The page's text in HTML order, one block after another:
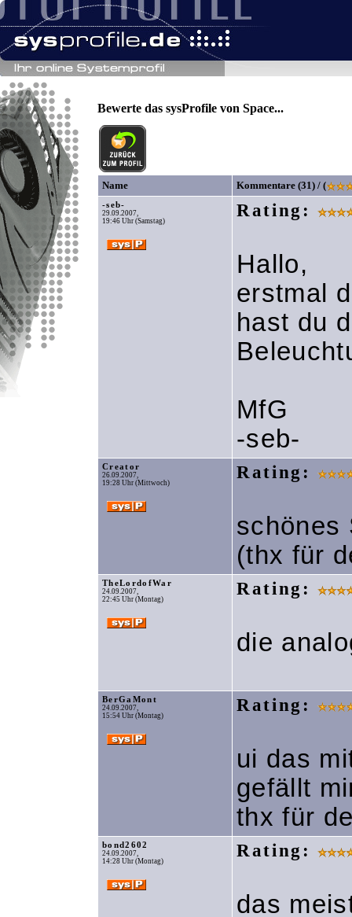
Bewerte das sysProfile von Space...
Name Kommentare (31) / (
-seb-
29.09.2007,
19:46 Uhr (Samstag)
Rating:
Hallo,
erstmal
hast du
MfG
-seb-
Creator
26.09.2007,
19:28 Uhr (Mittwoch)
Rating:
schönes
(thx für
TheLordofWar
24.09.2007,
22:45 Uhr (Montag)
Rating:
die
BerGaMont
24.09.2007,
15:54 Uhr (Montag)
Rating:
ui das
gefällt
thx für
bond2602
24.09.2007,
14:28 Uhr (Montag)
Rating:
das